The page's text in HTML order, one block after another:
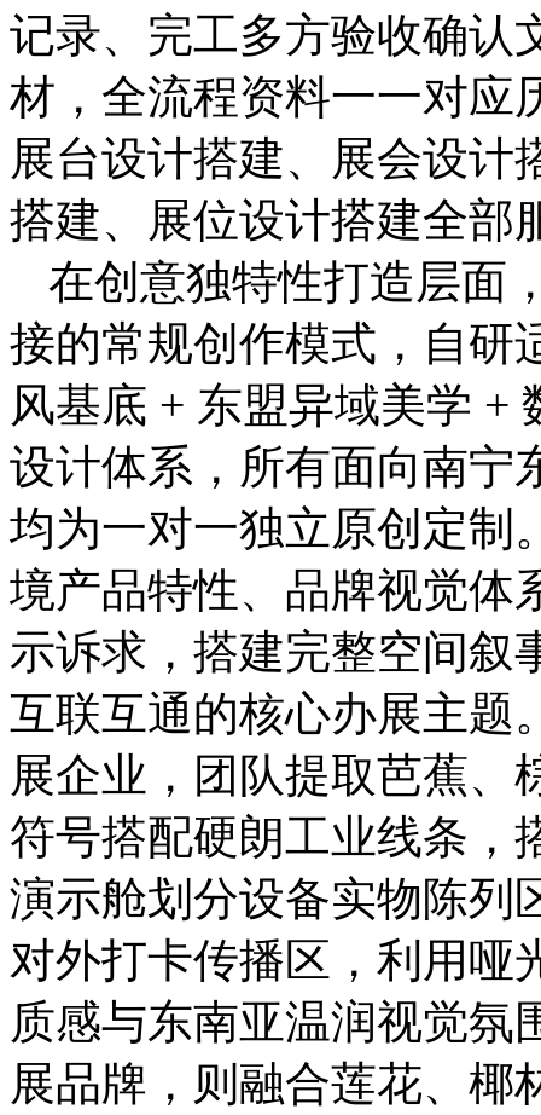
记录、完工多方验收确认
材，全流程资料一一对应
展台设计搭建、展会设计
搭建、展位设计搭建全部
在创意独特性打造层面
接的常规创作模式，自研
风基底 + 东盟异域美学 +
设计体系，所有面向南宁
均为一对一独立原创定制
境产品特性、品牌视觉体
示诉求，搭建完整空间叙
互联互通的核心办展主题
展企业，团队提取芭蕉、
符号搭配硬朗工业线条，
演示舱划分设备实物陈列
对外打卡传播区，利用哑
质感与东南亚温润视觉氛
展品牌，则融合莲花、椰